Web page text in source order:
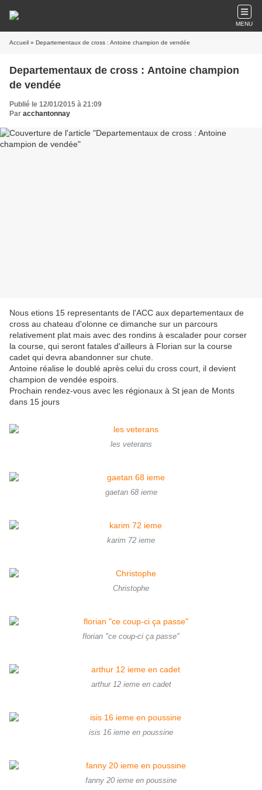
MENU
Accueil » Departementaux de cross : Antoine champion de vendée
Departementaux de cross : Antoine champion
de vendée
Publié le 12/01/2015 à 21:09
Par acchantonnay
Nous etions 15 representants de l'ACC aux departementaux de
cross au chateau d'olonne ce dimanche sur un parcours
relativement plat mais avec des rondins à escalader pour corser
la course, qui seront fatales d'ailleurs à Florian sur la course
cadet qui devra abandonner sur chute.
Antoine réalise le doublé après celui du cross court, il devient
champion de vendée espoirs.
Prochain rendez-vous avec les régionaux à St jean de Monts
dans 15 jours
les veterans
gaetan 68 ieme
karim 72 ieme
Christophe
florian "ce coup-ci ça passe"
arthur 12 ieme en cadet
isis 16 ieme en poussine
fanny 20 ieme en poussine